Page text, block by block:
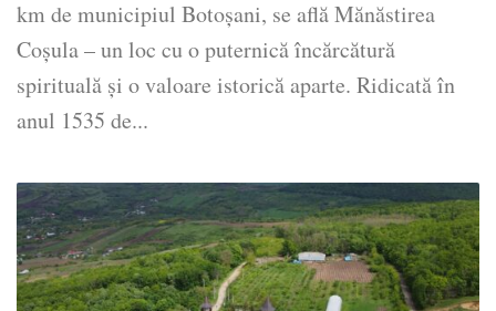
km de municipiul Botoșani, se află Mănăstirea
Coșula – un loc cu o puternică încărcătură
spirituală și o valoare istorică aparte. Ridicată în
anul 1535 de...